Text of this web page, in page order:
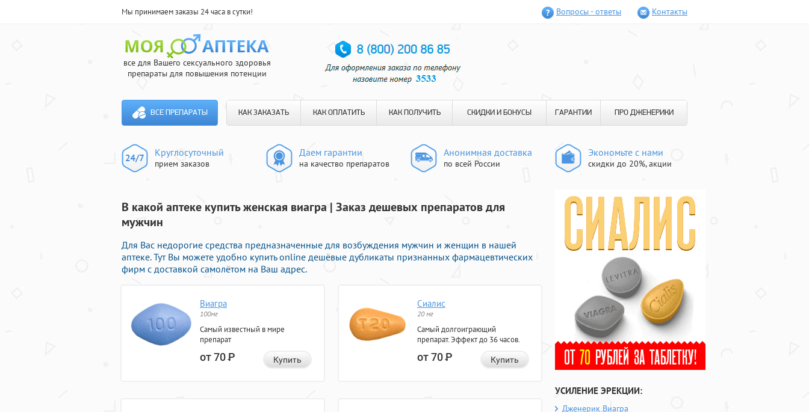
Мы принимаем заказы 24 часа в сутки! Вопросы - ответы Контакты
все для Вашего сексуального здоровья
препараты для повышения потенции
ВСЕ ПРЕПАРАТЫ КАК ЗАКАЗАТЬ КАК ОПЛАТИТЬ КАК ПОЛУЧИТЬ СКИДКИ И БОНУСЫ ГАРАНТИИ ПРО ДЖЕНЕРИКИ
Круглосуточный
прием заказов
Даем гарантии
на качество препаратов
Анонимная доставка
по всей России
Экономьте с нами
скидки до 20%, акции
В какой аптеке купить женская виагра | Заказ дешевых препаратов для
мужчин
Для Вас недорогие средства предназначенные для возбуждения мужчин и женщин в нашей
аптеке. Тут Вы можете удобно купить online дешёвые дубликаты признанных фармацевтических
фирм с доставкой самолётом на Ваш адрес.
Виагра
100мг
Самый известный в мире
препарат
от 70Р Купить
Сиалис
20 мг
Самый долгоиграющий
препарат. Эффект до 36 часов.
от 70Р Купить
УСИЛЕНИЕ ЭРЕКЦИИ:
Дженерик Виагра